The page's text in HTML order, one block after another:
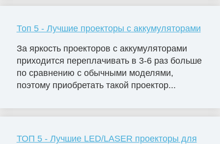
Топ 5 - Лучшие проекторы с аккумуляторами
За яркость проекторов с аккумуляторами
приходится переплачивать в 3-6 раз больше
по сравнению с обычными моделями,
поэтому приобретать такой проектор...
ТОП 5 - Лучшие LED/LASER проекторы для